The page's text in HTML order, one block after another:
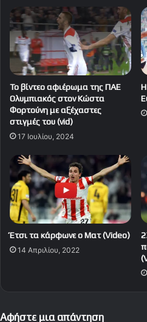
Το βίντεο αφιέρωμα της ΠΑΕ
Ολυμπιακός στον Κώστα
Φορτούνη με αξέχαστες
στιγμές του (vid)
17 Ιουλίου, 2024
Έτσι τα κάρφωνε ο Ματ (Video)
14 Απριλίου, 2022
Αφήστε μια απάντηση